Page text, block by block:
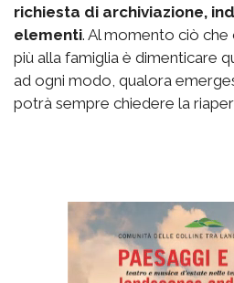
richiesta di archiviazione,
elementi. Al momento ciò che
più alla famiglia è dimenticare
ad ogni modo, qualora
potrà sempre chiedere la